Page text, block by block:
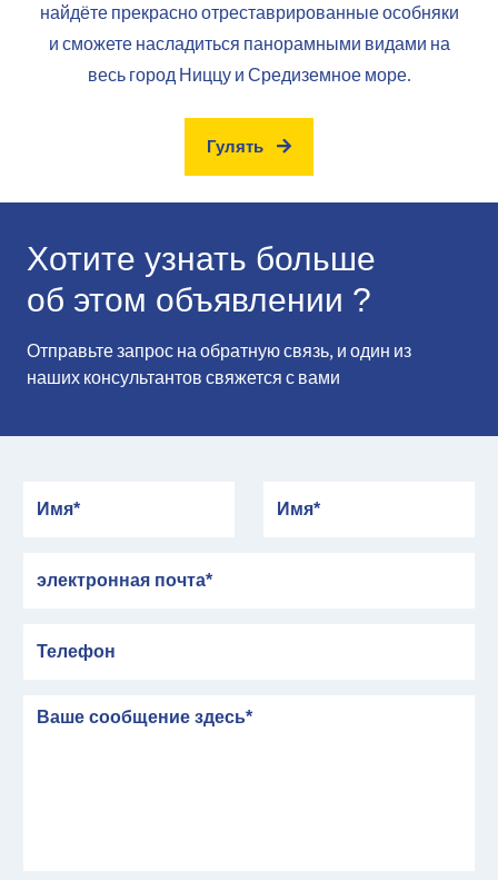
найдёте прекрасно отреставрированные особняки
и сможете насладиться панорамными видами на
весь город Ниццу и Средиземное море.
Гулять
Хотите узнать больше
об этом объявлении ?
Отправьте запрос на обратную связь, и один из
наших консультантов свяжется с вами
сообщение